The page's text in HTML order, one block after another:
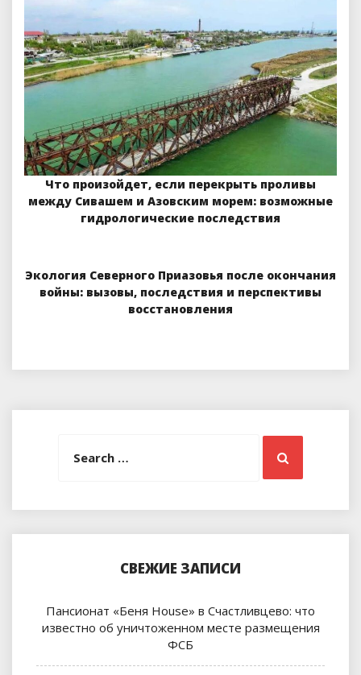
Что произойдет, если перекрыть проливы
между Сивашем и Азовским морем: возможные
гидрологические последствия
Экология Северного Приазовья после окончания
войны: вызовы, последствия и перспективы
восстановления
Search
СВЕЖИЕ ЗАПИСИ
Пансионат «Беня House» в Счастливцево: что
известно об уничтоженном месте размещения
ФСБ